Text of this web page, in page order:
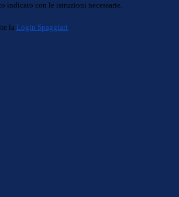
indicato con le istruzioni necessarie.
la Login Spaggiari